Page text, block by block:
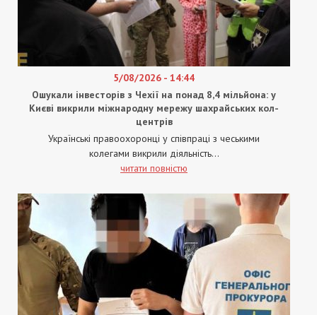
5/08/2026 - 14:44
Ошукали інвесторів з Чехії на понад 8,4 мільйона: у
Києві викрили міжнародну мережу шахрайських кол-
центрів
Українські правоохоронці у співпраці з чеськими
колегами викрили діяльність...
читати повністю